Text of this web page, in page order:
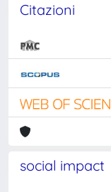
Citazioni
social impact